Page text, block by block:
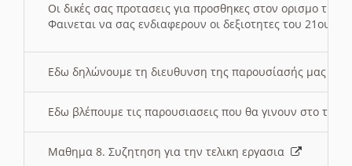
Οι δικές σας προτασεις για προσθηκες στον ορισμο
Φαινεται να σας ενδιαφερουν οι δεξιοτητες του 21ου
Εδω δηλώνουμε τη διευθυνση της παρουσίασής μας
Εδω βλέπουμε τις παρουσιασεις που θα γινουν στο
Μαθημα 8. Συζητηση για την τελικη εργασια